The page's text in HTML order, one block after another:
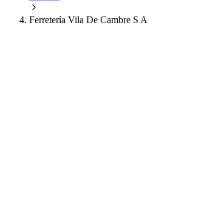
Ferretería Vila De Cambre S A